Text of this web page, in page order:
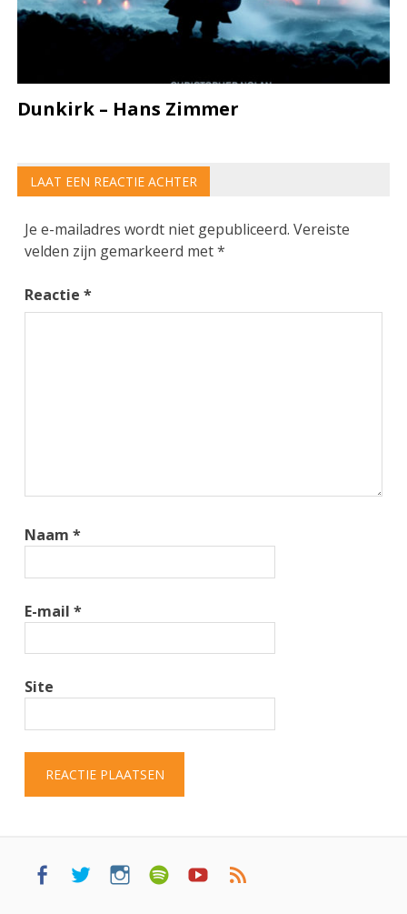
Dunkirk – Hans Zimmer
LAAT EEN REACTIE ACHTER
Je e-mailadres wordt niet gepubliceerd. Vereiste
velden zijn gemarkeerd met*
Reactie*
Naam*
E-mail*
Site